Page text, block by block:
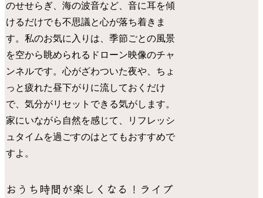
のせせらぎ、海の波音など、音に耳を傾
けるだけでも不思議と心が落ち着きま
す。私のお気に入りは、季節ごとの風景
を空から眺められるドローン映像のチャ
ンネルです。心がざわついた夜や、ちょ
っと疲れた昼下がりに流しておくだけ
で、気分がリセットできる気がします。
家にいながら自然を感じて、リフレッシ
ュタイムを過ごすのはとてもおすすめで
すよ。
おうち時間が楽しくなる！ライブ